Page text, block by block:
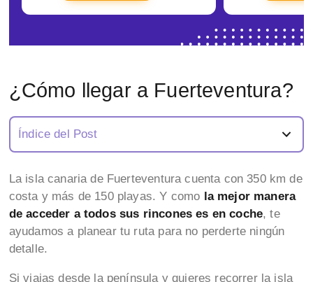
¿Cómo llegar a Fuerteventura?
Índice del Post
La isla canaria de Fuerteventura cuenta con 350 km de
costa y más de 150 playas. Y como la mejor manera
de acceder a todos sus rincones es en coche, te
ayudamos a planear tu ruta para no perderte ningún
detalle.
Si viajas desde la península y quieres recorrer la isla